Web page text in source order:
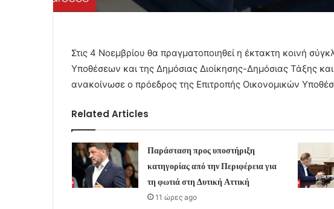
Στις 4 Νοεμβρίου θα πραγματοποιηθεί η έκτακτη κοινή
Υποθέσεων και της Δημόσιας Διοίκησης-Δημόσιας Τάξης
ανακοίνωσε ο πρόεδρος της Επιτροπής Οικονομικών
Related Articles
Παράσταση προς υποστήριξη
κατηγορίας από την Περιφέρεια για
τη φωτιά στη Δυτική Αττική
11 ώρες ago